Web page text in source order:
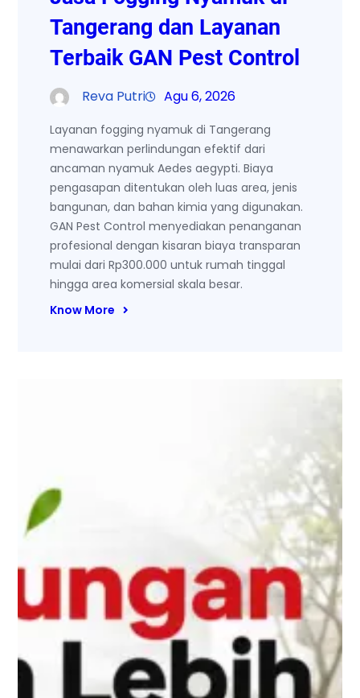
Tangerang dan Layanan
Terbaik GAN Pest Control
Reva Putri Agu 6, 2026
Layanan fogging nyamuk di Tangerang
menawarkan perlindungan efektif dari
ancaman nyamuk Aedes aegypti. Biaya
pengasapan ditentukan oleh luas area, jenis
bangunan, dan bahan kimia yang digunakan.
GAN Pest Control menyediakan penanganan
profesional dengan kisaran biaya transparan
mulai dari Rp300.000 untuk rumah tinggal
hingga area komersial skala besar.
Know More